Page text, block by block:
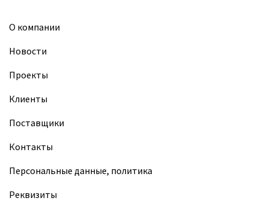
О компании
Новости
Проекты
Клиенты
Поставщики
Контакты
Персональные данные, политика
Реквизиты